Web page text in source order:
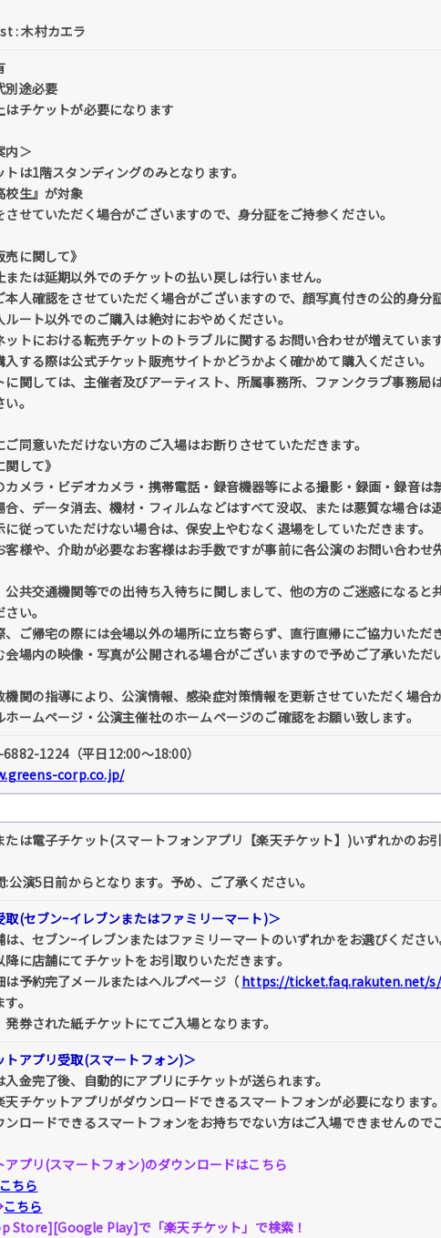
: 木村カエラ
別途必要
チケットが必要になります
内＞
トは1階スタンディングのみとなります。
校生』が対象
させていただく場合がございますので、身分証をご持参ください。
売に関して》
たは延期以外でのチケットの払い戻しは行いません。
人確認をさせていただく場合がございますので、顔写真付きの公的身分
ート以外でのご購入は絶対におやめください。
トにおける転売チケットのトラブルに関するお問い合わせが増えています
入する際は公式チケット販売サイトかどうかよく確かめて購入ください。
に関しては、主催者及びアーティスト、所属事務所、ファンクラブ事務局
。
同意いただけない方のご入場はお断りさせていただきます。
関して》
メラ・ビデオカメラ・携帯電話・録音機器等による撮影・録画・録音は
、データ消去、機材・フィルムなどはすべて没収、または悪質な場合は
従っていただけない場合は、保安上やむなく退場をしていただきます。
様や、介助が必要なお客様はお手数ですが事前に各公演のお問い合わせ
共交通機関等での出待ち入待ちに関しまして、他の方のご迷惑になると
い。
ご帰宅の際には会場以外の場所に立ち寄らず、直行直帰にご協力いただ
場内の映像・写真が公開される場合がございますので予めご了承いただ
関の指導により、公演情報、感染症対策情報を更新させていただく場合
ホームページ・公演主催社のホームページのご確認をお願い致します。
1224（平日12:00～18:00）
corp.co.jp/
たは電子チケット(スマートフォンアプリ【楽天チケット】)いずれかのお
公演5日前からとなります。予め、ご了承ください。
取(セブンｰイレブンまたはファミリーマート)＞
は、セブンｰイレブンまたはファミリーマートのいずれかをお選びください
降に店舗にてチケットをお引取りいただきます。
は予約完了メールまたはヘルプページ（ https://ticket.faq.rakuten.net/
。
券された紙チケットにてご入場となります。
トアプリ受取(スマートフォン)＞
入金完了後、自動的にアプリにチケットが送られます。
チケットアプリがダウンロードできるスマートフォンが必要になります。
ンロードできるスマートフォンをお持ちでない方はご入場できませんので
アプリ(スマートフォン)のダウンロードはこちら
ちら
こちら
Store][Google Play]で「楽天チケット」で検索！